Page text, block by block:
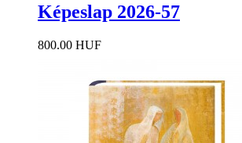
Képeslap 2026-57
800.00 HUF